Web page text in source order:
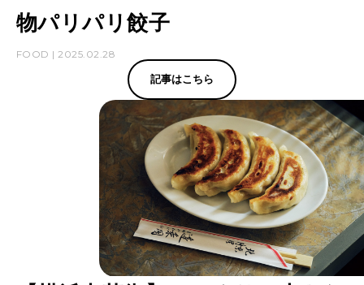
物パリパリ餃子
FOOD | 2025.02.28
記事はこちら